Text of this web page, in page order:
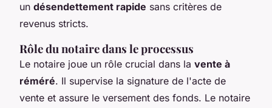
un désendettement rapide sans critères de
revenus stricts.
Rôle du notaire dans le processus
Le notaire joue un rôle crucial dans la vente à
réméré. Il supervise la signature de l'acte de
vente et assure le versement des fonds. Le notaire